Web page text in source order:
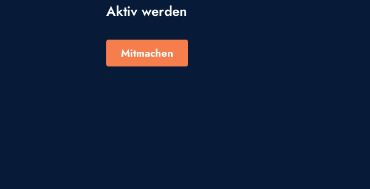
Aktiv werden
Mitmachen